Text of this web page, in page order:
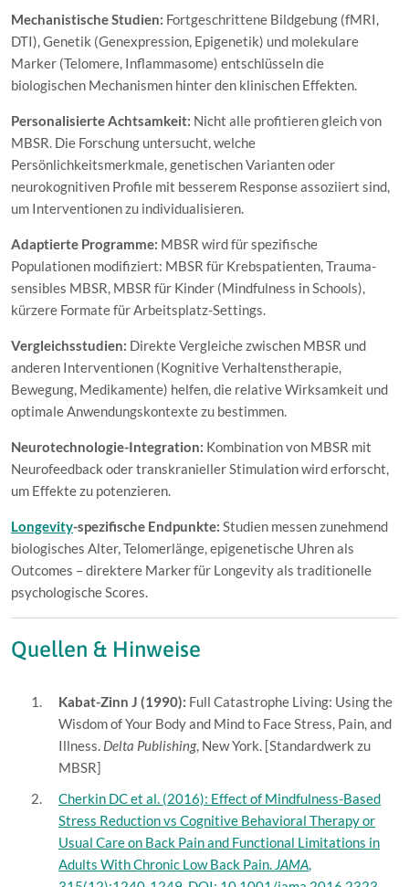
Mechanistische Studien: Fortgeschrittene Bildgebung (fMRI,
DTI), Genetik (Genexpression, Epigenetik) und molekulare
Marker (Telomere, Inflammasome) entschlüsseln die
biologischen Mechanismen hinter den klinischen Effekten.
Personalisierte Achtsamkeit: Nicht alle profitieren gleich von
MBSR. Die Forschung untersucht, welche
Persönlichkeitsmerkmale, genetischen Varianten oder
neurokognitiven Profile mit besserem Response assoziiert sind,
um Interventionen zu individualisieren.
Adaptierte Programme: MBSR wird für spezifische
Populationen modifiziert: MBSR für Krebspatienten, Trauma-
sensibles MBSR, MBSR für Kinder (Mindfulness in Schools),
kürzere Formate für Arbeitsplatz-Settings.
Vergleichsstudien: Direkte Vergleiche zwischen MBSR und
anderen Interventionen (Kognitive Verhaltenstherapie,
Bewegung, Medikamente) helfen, die relative Wirksamkeit und
optimale Anwendungskontexte zu bestimmen.
Neurotechnologie-Integration: Kombination von MBSR mit
Neurofeedback oder transkranieller Stimulation wird erforscht,
um Effekte zu potenzieren.
Longevity-spezifische Endpunkte: Studien messen zunehmend
biologisches Alter, Telomerlänge, epigenetische Uhren als
Outcomes – direktere Marker für Longevity als traditionelle
psychologische Scores.
Quellen & Hinweise
Kabat-Zinn J (1990): Full Catastrophe Living: Using the
Wisdom of Your Body and Mind to Face Stress, Pain, and
Illness. Delta Publishing, New York. [Standardwerk zu
MBSR]
Cherkin DC et al. (2016): Effect of Mindfulness-Based
Stress Reduction vs Cognitive Behavioral Therapy or
Usual Care on Back Pain and Functional Limitations in
Adults With Chronic Low Back Pain. JAMA,